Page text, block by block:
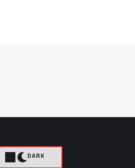
DARK
PAGES